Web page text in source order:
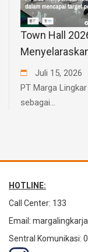
Town Hall
Juli 15, 2026
PT Marga
sebagai...
HOTLINE:
Call Center: 133
Email:
Sentral Komunikasi: